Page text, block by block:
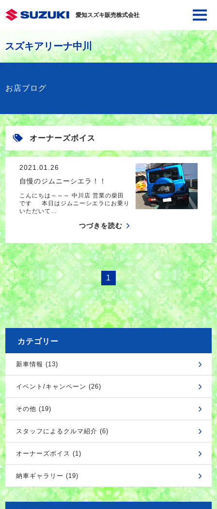
愛知スズキ販売株式会社
スズキアリーナ中川
お店ブログ
オーナーズボイス
2021.01.26
自慢のジムニーシエラ！！
こんにちは～～～ 中川店 営業の柴田
です 本日はジムニーシエラにお乗り
いただいて…
つづきを読む
1
カテゴリー
新車情報 (13)
イベント/キャンペーン (26)
その他 (19)
スタッフによるクルマ紹介 (6)
オーナーズボイス (1)
納車ギャラリー (19)